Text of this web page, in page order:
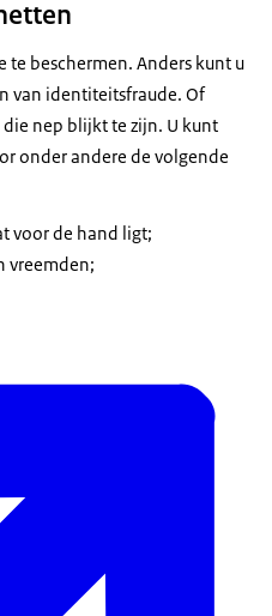
te beschermen. Anders kunt u
van identiteitsfraude. Of
nep blijkt te zijn. U kunt
onder andere de volgende
voor de hand ligt;
vreemden;